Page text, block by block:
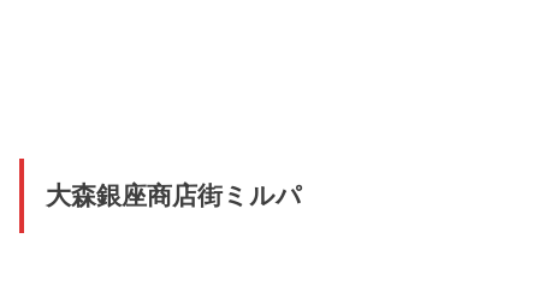
大森銀座商店街ミルパ